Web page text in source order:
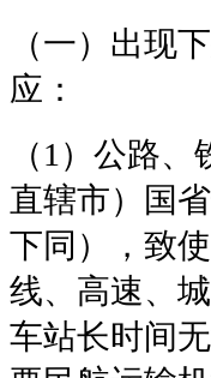
（一）出现
应：
（1）公路
直辖市）国
下同），致
线、高速、
车站长时间